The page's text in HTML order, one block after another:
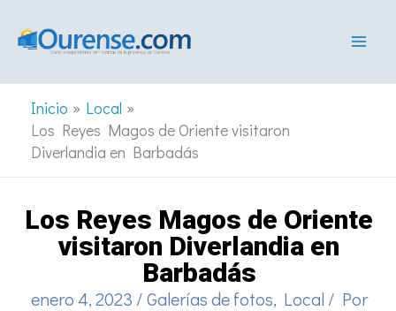
Inicio
Local
Los Reyes Magos de Oriente visitaron
Diverlandia en Barbadás
Los Reyes Magos de Oriente
visitaron Diverlandia en
Barbadás
enero 4, 2023 /Galerías de fotos, Local / Por